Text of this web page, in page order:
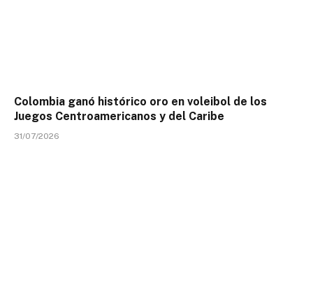
Colombia ganó histórico oro en voleibol de los
Juegos Centroamericanos y del Caribe
31/07/2026